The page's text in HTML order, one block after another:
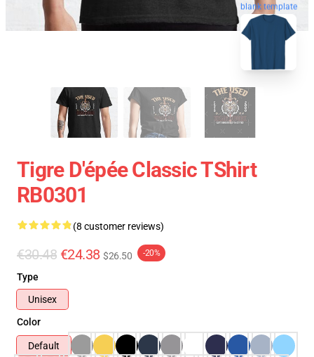
blank template
Tigre D'épée Classic TShirt
RB0301
(8 customer reviews)
€30.48 €24.38 $26.50 -20%
Type
Unisex
Color
Default